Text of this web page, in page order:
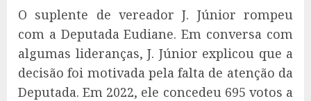
O suplente de vereador J. Júnior rompeu
com a Deputada Eudiane. Em conversa com
algumas lideranças, J. Júnior explicou que a
decisão foi motivada pela falta de atenção da
Deputada. Em 2022, ele concedeu 695 votos a